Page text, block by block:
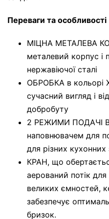
Переваги та особливості
МІЦНА МЕТАЛЕВА
металевий корпус і
нержавіючої сталі
ОБРОБКА в кольорі
сучасний вигляд і
добробуту
2 РЕЖИМИ ПОДАЧІ
наповнювачем для
для різних кухонних
КРАН, що
аерований потік
великих ємностей,
забезпечує
бризок.